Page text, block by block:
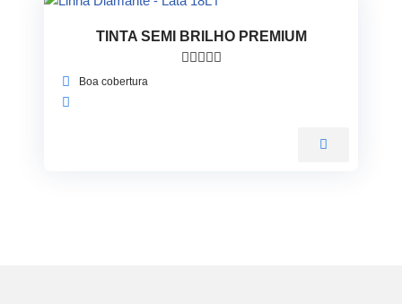
TINTA SEMI BRILHO PREMIUM

Boa cobertura